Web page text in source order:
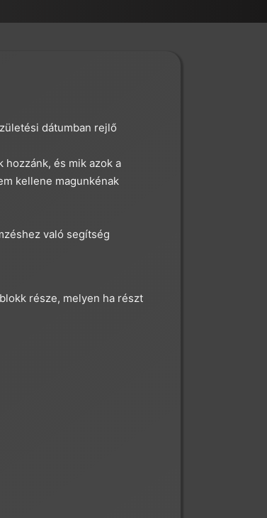
dátumban rejlő
és mik azok a
kellene magunkénak
való segítség
része, melyen ha részt